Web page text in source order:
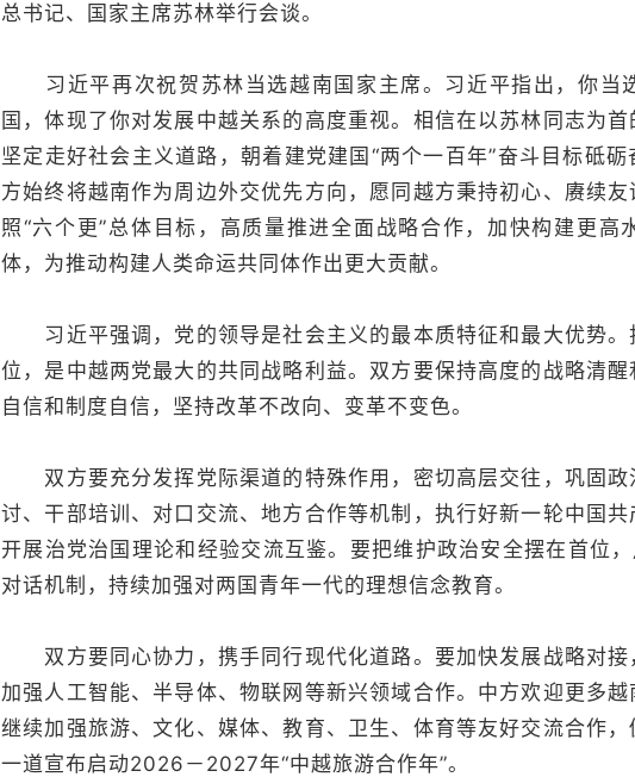
总书记、国家主席苏林举行会谈。
习近平再次祝贺苏林当选越南国家主席。习近平指出，你当
国，体现了你对发展中越关系的高度重视。相信在以苏林同志为
坚定走好社会主义道路，朝着建党建国“两个一百年”奋斗目标砥
方始终将越南作为周边外交优先方向，愿同越方秉持初心、赓续
照“六个更”总体目标，高质量推进全面战略合作，加快构建更高
体，为推动构建人类命运共同体作出更大贡献。
习近平强调，党的领导是社会主义的最本质特征和最大优势。
位，是中越两党最大的共同战略利益。双方要保持高度的战略清
自信和制度自信，坚持改革不改向、变革不变色。
双方要充分发挥党际渠道的特殊作用，密切高层交往，巩固政
讨、干部培训、对口交流、地方合作等机制，执行好新一轮中国
开展治党治国理论和经验交流互鉴。要把维护政治安全摆在首位
对话机制，持续加强对两国青年一代的理想信念教育。
双方要同心协力，携手同行现代化道路。要加快发展战略对接
加强人工智能、半导体、物联网等新兴领域合作。中方欢迎更多
继续加强旅游、文化、媒体、教育、卫生、体育等友好交流合作
一道宣布启动2026－2027年“中越旅游合作年”。